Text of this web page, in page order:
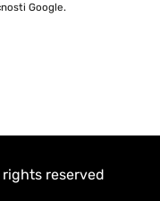
Google.
reserved